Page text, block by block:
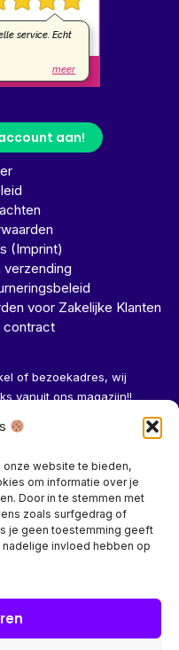
onze website te bieden,
om informatie over je
Door in te stemmen met
zoals surfgedrag of
je geen toestemming geeft
invloed hebben op
aan!
(Imprint)
verzending
voor Zakelijke Klanten
contract
of bezoekadres, wij
vanuit ons magazijn!!
→
voor speciale prijzen!